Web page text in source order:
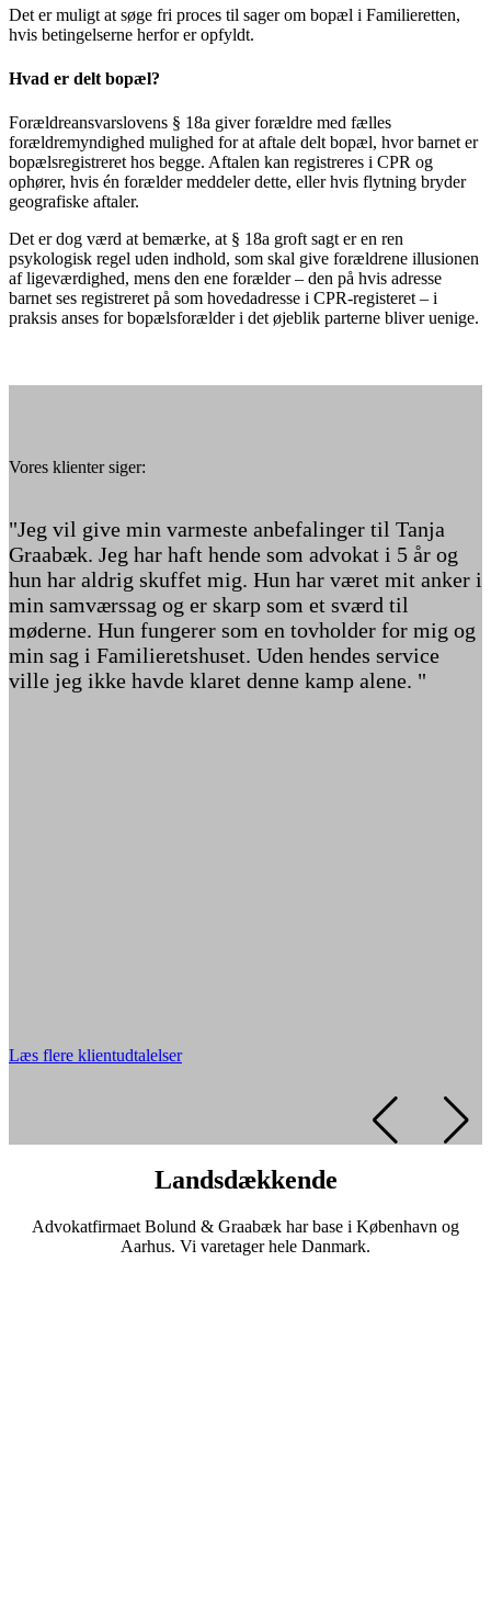
Det er muligt at søge fri proces til sager om bopæl i Familieretten,
hvis betingelserne herfor er opfyldt.
Hvad er delt bopæl?
Forældreansvarslovens § 18a giver forældre med fælles
forældremyndighed mulighed for at aftale delt bopæl, hvor barnet er
bopælsregistreret hos begge. Aftalen kan registreres i CPR og
ophører, hvis én forælder meddeler dette, eller hvis flytning bryder
geografiske aftaler.
Det er dog værd at bemærke, at § 18a groft sagt er en ren
psykologisk regel uden indhold, som skal give forældrene illusionen
af ligeværdighed, mens den ene forælder – den på hvis adresse
barnet ses registreret på som hovedadresse i CPR-registeret – i
praksis anses for bopælsforælder i det øjeblik parterne bliver uenige.
Vores klienter siger:
"Jeg vil give min varmeste anbefalinger til Tanja
Graabæk. Jeg har haft hende som advokat i 5 år og
hun har aldrig skuffet mig. Hun har været mit anker i
min samværssag og er skarp som et sværd til
møderne. Hun fungerer som en tovholder for mig og
min sag i Familieretshuset. Uden hendes service
ville jeg ikke havde klaret denne kamp alene. "
Læs flere klientudtalelser
Landsdækkende
Advokatfirmaet Bolund & Graabæk har base i København og
Aarhus. Vi varetager hele Danmark.